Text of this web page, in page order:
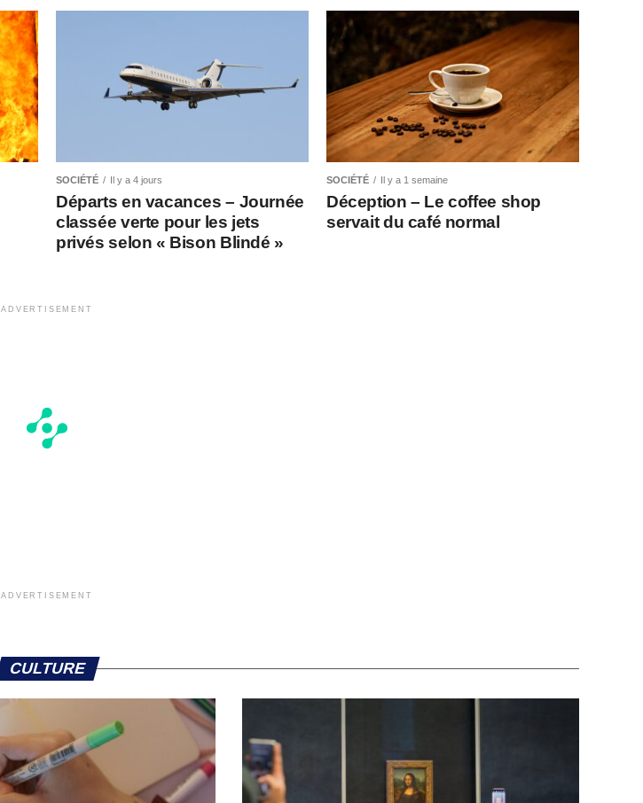
SOCIÉTÉ Il y a 4 jours
Départs en vacances – Journée
classée verte pour les jets
privés selon « Bison Blindé »
SOCIÉTÉ Il y a 1 semaine
Déception – Le coffee shop
servait du café normal
ADVERTISEMENT
ADVERTISEMENT
CULTURE